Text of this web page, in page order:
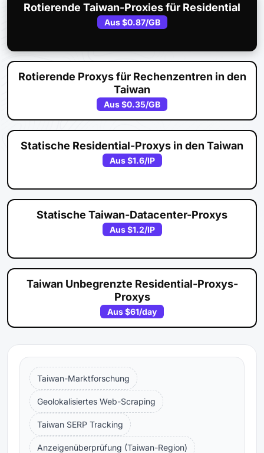
Rotierende Taiwan-Proxies für Residential
Aus$0.87/GB
Rotierende Proxys für Rechenzentren in den
Taiwan
Aus$0.35/GB
Statische Residential-Proxys in den Taiwan
Aus$1.6/IP
Statische Taiwan-Datacenter-Proxys
Aus$1.2/IP
Taiwan Unbegrenzte Residential-Proxys-
Proxys
Aus$61/day
Taiwan-Marktforschung
Geolokalisiertes Web-Scraping
Taiwan SERP Tracking
Anzeigenüberprüfung (Taiwan-Region)